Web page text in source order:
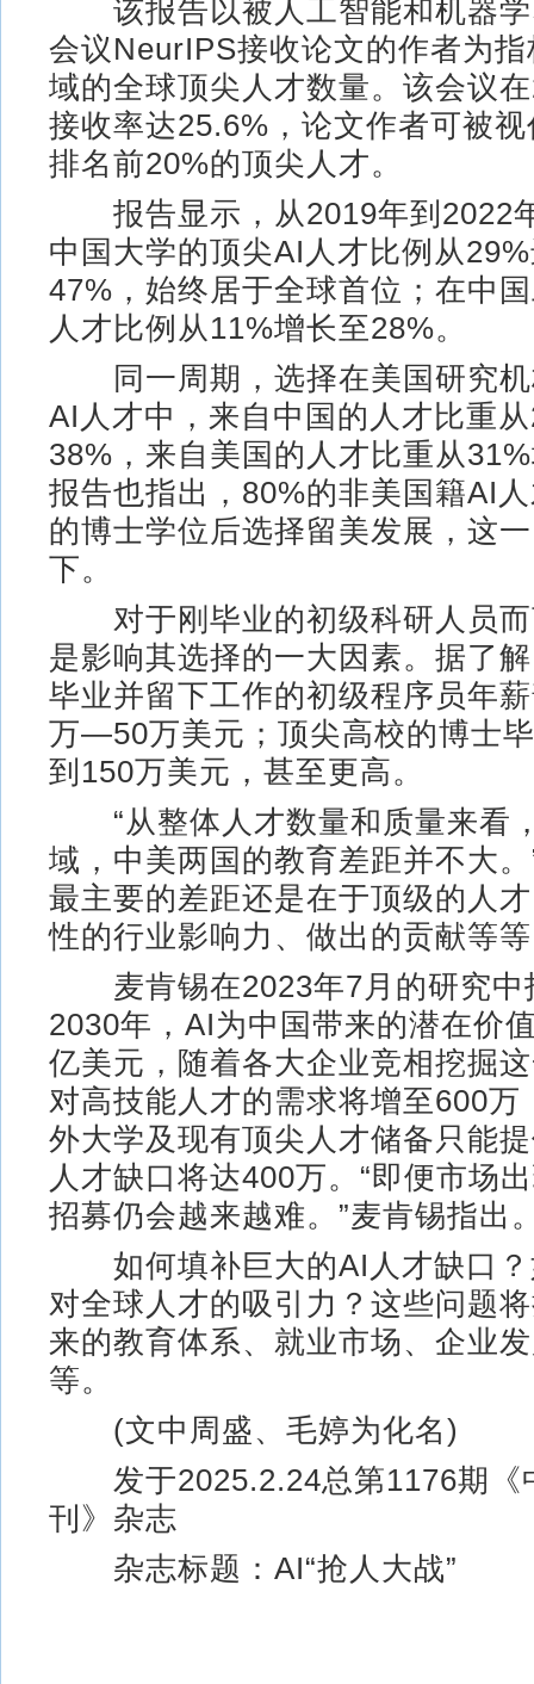
该报告以被人工智能和机器学
会议NeurIPS接收论文的作者为
域的全球顶尖人才数量。该会议
接收率达25.6%，论文作者可被
排名前20%的顶尖人才。
报告显示，从2019年到2022
中国大学的顶尖AI人才比例从
47%，始终居于全球首位；在中
人才比例从11%增长至28%。
同一周期，选择在美国研究机
AI人才中，来自中国的人才比重
38%，来自美国的人才比重从
报告也指出，80%的非美国籍AI
的博士学位后选择留美发展，这
下。
对于刚毕业的初级科研人员而
是影响其选择的一大因素。据了
毕业并留下工作的初级程序员年
万—50万美元；顶尖高校的博士
到150万美元，甚至更高。
“从整体人才数量和质量来看
域，中美两国的教育差距并不大
最主要的差距还是在于顶级的人
性的行业影响力、做出的贡献等
麦肯锡在2023年7月的研究中
2030年，AI为中国带来的潜在价
亿美元，随着各大企业竞相挖掘
对高技能人才的需求将增至600万
外大学及现有顶尖人才储备只能
人才缺口将达400万。“即便市场
招募仍会越来越难。”麦肯锡指出
如何填补巨大的AI人才缺口？
对全球人才的吸引力？这些问题
来的教育体系、就业市场、企业
等。
(文中周盛、毛婷为化名)
发于2025.2.24总第1176期《
刊》杂志
杂志标题：AI“抢人大战”